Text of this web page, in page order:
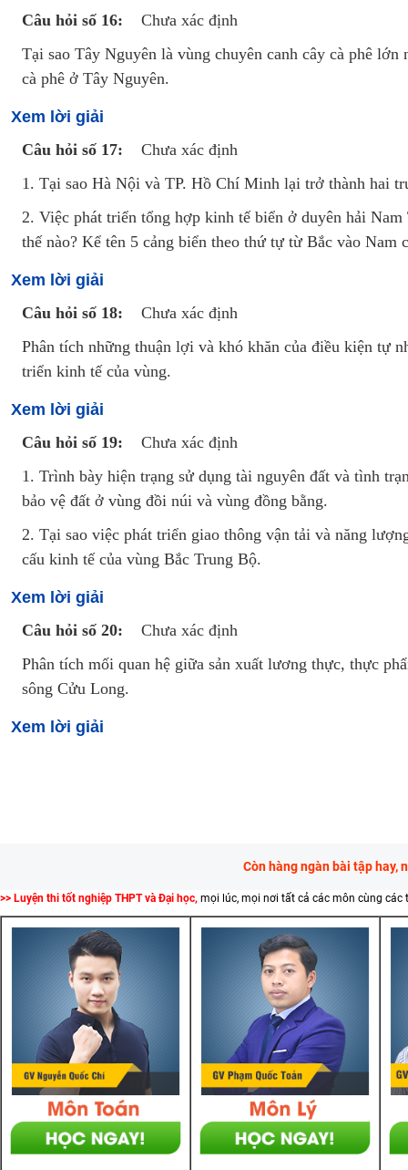
Câu hỏi số 16:
Chưa xác định
Tại sao Tây Nguyên là vùng chuyên canh cây cà phê
cà phê ở Tây Nguyên.
Xem lời giải
Câu hỏi số 17:
Chưa xác định
1. Tại sao Hà Nội và TP. Hồ Chí Minh lại trở thành hai
2. Việc phát triển tổng hợp kinh tế biển ở duyên hải
thế nào? Kể tên 5 cảng biển theo thứ tự từ Bắc vào Nam
Xem lời giải
Câu hỏi số 18:
Chưa xác định
Phân tích những thuận lợi và khó khăn của điều kiện tự
triển kinh tế của vùng.
Xem lời giải
Câu hỏi số 19:
Chưa xác định
1. Trình bày hiện trạng sử dụng tài nguyên đất và tình
bảo vệ đất ở vùng đồi núi và vùng đồng bằng.
2. Tại sao việc phát triển giao thông vận tải và năng
cấu kinh tế của vùng Bắc Trung Bộ.
Xem lời giải
Câu hỏi số 20:
Chưa xác định
Phân tích mối quan hệ giữa sản xuất lương thực, thực
sông Cửu Long.
Xem lời giải
Còn hàng ngàn bài tập hay,
>> Luyện thi tốt nghiệp THPT và Đại học, mọi lúc, mọi nơi tất cả các môn cùng các